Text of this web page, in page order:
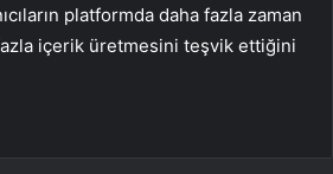
platformda daha fazla zaman
içerik üretmesini teşvik ettiğini